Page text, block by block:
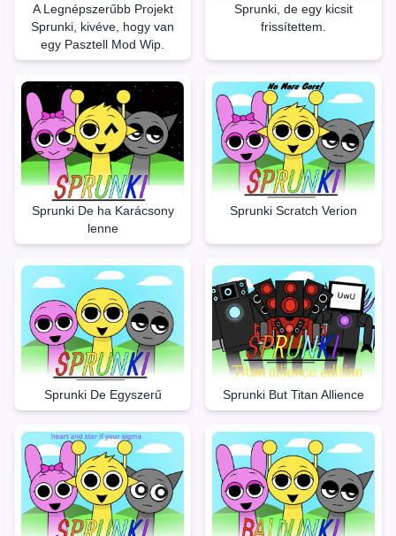
A Legnépszerűbb Projekt
Sprunki, kivéve, hogy van
egy Pasztell Mod Wip.
Sprunki, de egy kicsit
frissítettem.
Sprunki De ha Karácsony
lenne
Sprunki Scratch Verion
Sprunki De Egyszerű Sprunki But Titan Allience